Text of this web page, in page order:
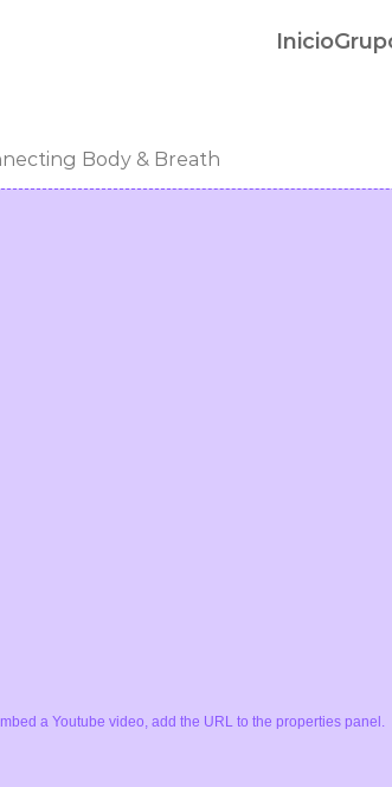
Inicio
Body & Breath
a Youtube video, add the URL to the properties panel.